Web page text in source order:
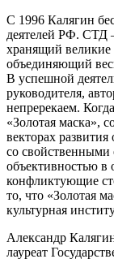
С 1996 Калягин
деятелей РФ. СТД
хранящий великие
объединяющий
В успешной
руководителя,
непререкаем.
«Золотая маска»,
векторах
со свойственными
объективностью
конфликтующие
то, что «Золотая
культурная
Александр
лауреат